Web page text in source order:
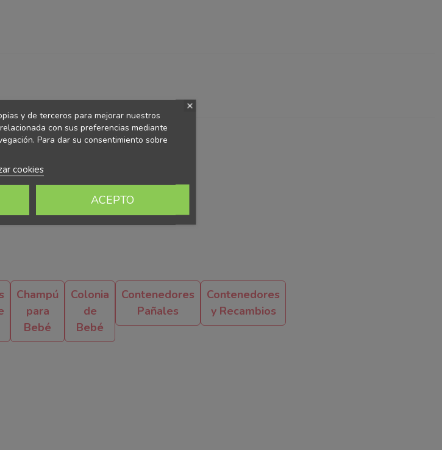
Champú
para
Bebé
Colonia
de
Bebé
Contenedores
Pañales
Contenedores
y Recambios
y de terceros para mejorar nuestros
con sus preferencias mediante
Para dar su consentimiento sobre
cookies
ACEPTO